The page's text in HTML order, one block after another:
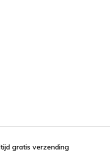
gratis verzending